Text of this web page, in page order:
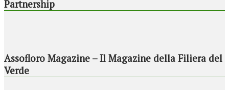
Partnership
Assofloro Magazine – Il Magazine della Filiera del
Verde